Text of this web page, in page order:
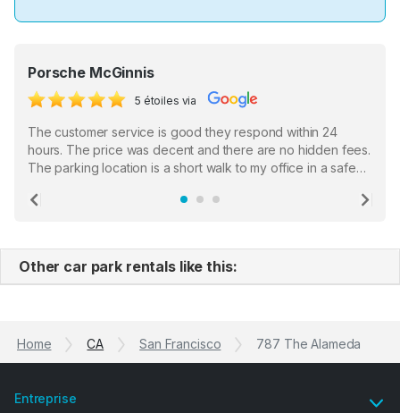
Porsche McGinnis
5 étoiles via
The customer service is good they respond within 24
hours. The price was decent and there are no hidden fees.
The parking location is a short walk to my office in a safe
the staff who serve as a third party in distributing the
Previous
Other car park rentals like this:
Home CA San Francisco 787 The Alameda
Entreprise